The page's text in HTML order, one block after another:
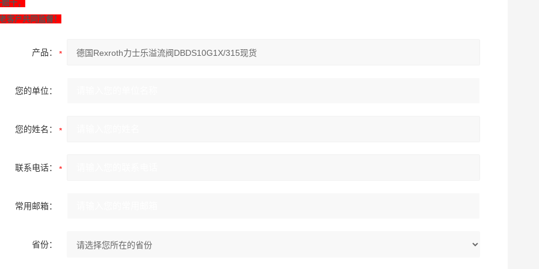
十，
客户共同监督！
产品：
您的单位：
您的姓名：
联系电话：
常用邮箱：
省份：